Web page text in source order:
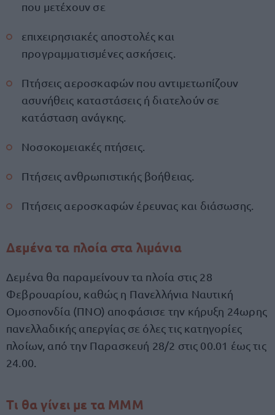
που μετέχουν σε
επιχειρησιακές αποστολές και
προγραμματισμένες ασκήσεις.
Πτήσεις αεροσκαφών που αντιμετωπίζουν
ασυνήθεις καταστάσεις ή διατελούν σε
κατάσταση ανάγκης.
Νοσοκομειακές πτήσεις.
Πτήσεις ανθρωπιστικής βοήθειας.
Πτήσεις αεροσκαφών έρευνας και διάσωσης.
Δεμένα τα πλοία στα λιμάνια
Δεμένα θα παραμείνουν τα πλοία στις 28
Φεβρουαρίου, καθώς η Πανελλήνια Ναυτική
Ομοσπονδία (ΠΝΟ) αποφάσισε την κήρυξη 24ωρης
πανελλαδικής απεργίας σε όλες τις κατηγορίες
πλοίων, από την Παρασκευή 28/2 στις 00.01 έως τις
24.00.
Τι θα γίνει με τα ΜΜΜ